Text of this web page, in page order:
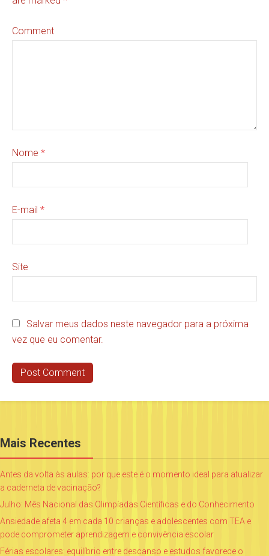
Comment
Nome *
E-mail *
Site
Salvar meus dados neste navegador para a próxima
vez que eu comentar.
Mais Recentes
Antes da volta às aulas: por que este é o momento ideal para atualizar
a caderneta de vacinação?
Julho: Mês Nacional das Olimpíadas Científicas e do Conhecimento
Ansiedade afeta 4 em cada 10 crianças e adolescentes com TEA e
pode comprometer aprendizagem e convivência escolar
Férias escolares: equilíbrio entre descanso e estudos favorece o